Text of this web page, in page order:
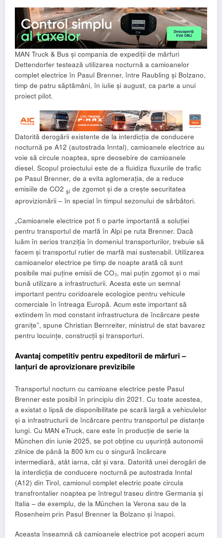
MAN Truck & Bus și compania de expediții de mărfuri
Dettendorfer testează utilizarea nocturnă a camioanelor
complet electrice în Pasul Brenner, între Raubling și Bolzano,
timp de patru săptămâni, în iulie și august, ca parte a unui
proiect pilot.
Datorită derogării existente de la interdicția de conducere
nocturnă pe A12 (autostrada Inntal), camioanele electrice au
voie să circule noaptea, spre deosebire de camioanele
diesel. Scopul proiectului este de a fluidiza fluxurile de trafic
pe Pasul Brenner, de a evita aglomerația, de a reduce
emisiile de CO2 și de zgomot și de a crește securitatea
aprovizionării – în special în timpul sezonului de sărbători.
„Camioanele electrice pot fi o parte importantă a soluției
pentru transportul de marfă în Alpi pe ruta Brenner. Dacă
luăm în serios tranziția în domeniul transporturilor, trebuie să
facem și transportul rutier de marfă mai sustenabil. Utilizarea
camioanelor electrice pe timp de noapte arată că sunt
posibile mai puține emisii de CO₂, mai puțin zgomot și o mai
bună utilizare a infrastructurii. Acesta este un semnal
important pentru coridoarele ecologice pentru vehicule
comerciale în întreaga Europă. Acum este important să
extindem în mod constant infrastructura de încărcare peste
granițe”, spune Christian Bernreiter, ministrul de stat bavarez
pentru locuințe, construcții și transporturi.
Avantaj competitiv pentru expeditorii de mărfuri –
lanțuri de aprovizionare previzibile
Transportul nocturn cu camioane electrice peste Pasul
Brenner este posibil în principiu din 2021. Cu toate acestea,
a existat o lipsă de disponibilitate pe scară largă a vehiculelor
și a infrastructurii de încărcare pentru transportul pe distanțe
lungi. Cu MAN eTruck, care este în producție de serie la
München din iunie 2025, se pot obține cu ușurință autonomii
zilnice de până la 800 km cu o singură încărcare
intermediară, atât iarna, cât și vara. Datorită unei derogări de
la interdicția de conducere nocturnă pe autostrada Inntal
(A12) din Tirol, camionul complet electric poate circula
transfrontalier noaptea pe întregul traseu dintre Germania și
Italia – de exemplu, de la München la Verona sau de la
Rosenheim prin Pasul Brenner la Bolzano și înapoi.
Aceasta înseamnă că camioanele electrice pot acoperi acum